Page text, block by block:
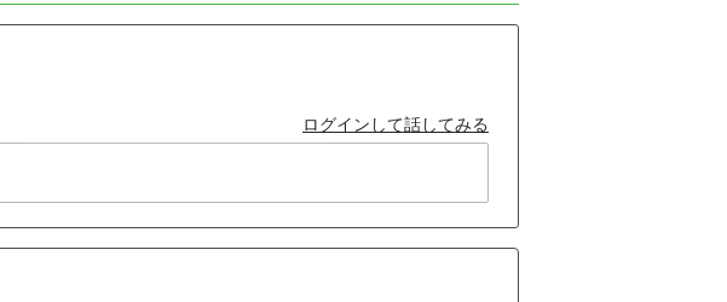
ログインして話してみる